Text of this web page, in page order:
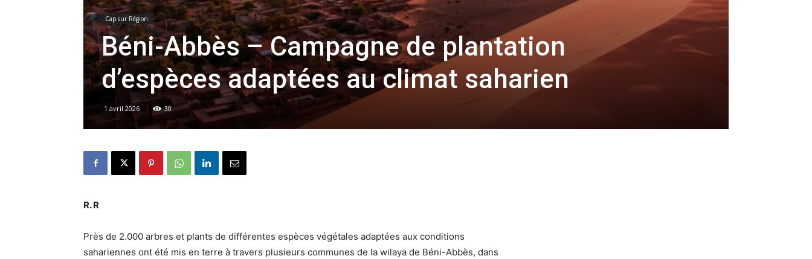
Cap sur Région
Béni-Abbès – Campagne de plantation
d’espèces adaptées au climat saharien
1 avril 2026 30
R. R
Près de 2.000 arbres et plants de différentes espèces végétales adaptées aux conditions
sahariennes ont été mis en terre à travers plusieurs communes de la wilaya de Béni-Abbès, dans